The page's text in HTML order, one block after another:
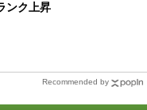
ンク上昇
Recommended by